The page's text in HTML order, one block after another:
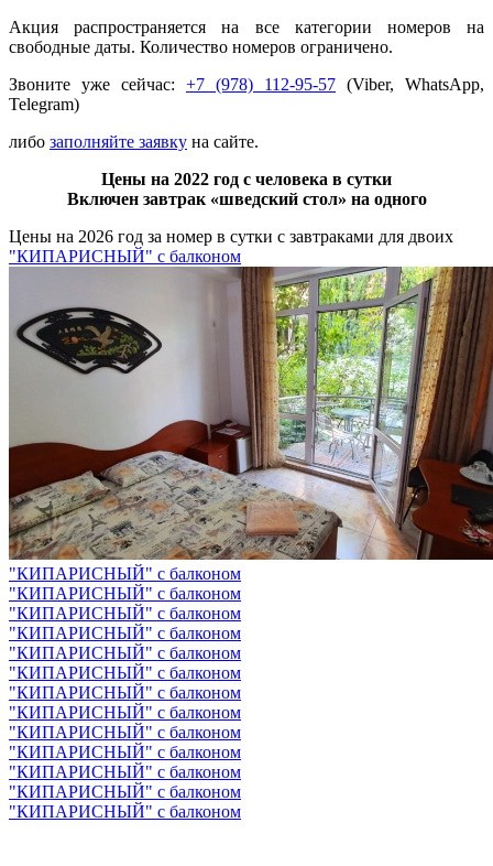
Акция распространяется на все категории номеров на
свободные даты. Количество номеров ограничено.
Звоните уже сейчас: +7 (978) 112-95-57 (Viber, WhatsApp,
Telegram)
либо заполняйте заявку на сайте.
Цены на 2022 год с человека в сутки
Включен завтрак «шведский стол» на одного
Цены на 2026 год за номер в сутки с завтраками для двоих
"КИПАРИСНЫЙ" с балконом
"КИПАРИСНЫЙ" с балконом
"КИПАРИСНЫЙ" с балконом
"КИПАРИСНЫЙ" с балконом
"КИПАРИСНЫЙ" с балконом
"КИПАРИСНЫЙ" с балконом
"КИПАРИСНЫЙ" с балконом
"КИПАРИСНЫЙ" с балконом
"КИПАРИСНЫЙ" с балконом
"КИПАРИСНЫЙ" с балконом
"КИПАРИСНЫЙ" с балконом
"КИПАРИСНЫЙ" с балконом
"КИПАРИСНЫЙ" с балконом
"КИПАРИСНЫЙ" с балконом